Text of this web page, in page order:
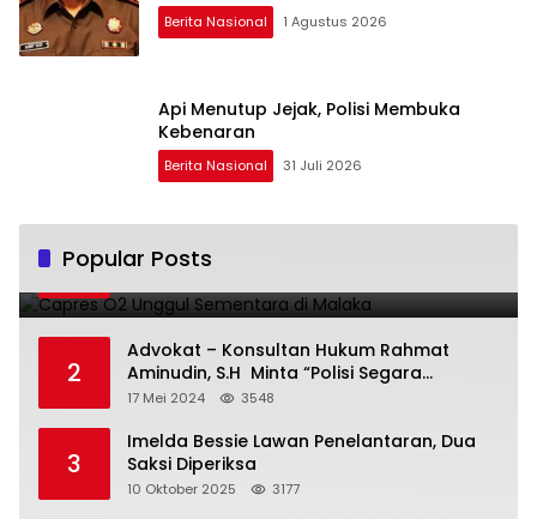
Berita Nasional 1 Agustus 2026
Api Menutup Jejak, Polisi Membuka
Kebenaran
Berita Nasional 31 Juli 2026
Popular Posts
1 Capres O2 Unggul Sementara di Malaka
2
Advokat – Konsultan Hukum Rahmat
Aminudin, S.H Minta “Polisi Segara
Tuntaskan Kasus Vina”
17 Mei 2024 3548
3
Imelda Bessie Lawan Penelantaran, Dua
Saksi Diperiksa
10 Oktober 2025 3177